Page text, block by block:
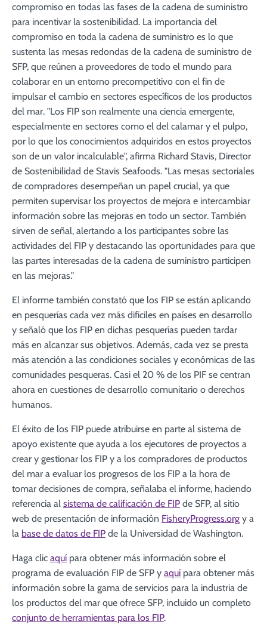
compromiso en todas las fases de la cadena de suministro
para incentivar la sostenibilidad. La importancia del
compromiso en toda la cadena de suministro es lo que
sustenta las mesas redondas de la cadena de suministro de
SFP, que reúnen a proveedores de todo el mundo para
colaborar en un entorno precompetitivo con el fin de
impulsar el cambio en sectores específicos de los productos
del mar. "Los FIP son realmente una ciencia emergente,
especialmente en sectores como el del calamar y el pulpo,
por lo que los conocimientos adquiridos en estos proyectos
son de un valor incalculable", afirma Richard Stavis, Director
de Sostenibilidad de Stavis Seafoods. "Las mesas sectoriales
de compradores desempeñan un papel crucial, ya que
permiten supervisar los proyectos de mejora e intercambiar
información sobre las mejoras en todo un sector. También
sirven de señal, alertando a los participantes sobre las
actividades del FIP y destacando las oportunidades para que
las partes interesadas de la cadena de suministro participen
en las mejoras."
El informe también constató que los FIP se están aplicando
en pesquerías cada vez más difíciles en países en desarrollo
y señaló que los FIP en dichas pesquerías pueden tardar
más en alcanzar sus objetivos. Además, cada vez se presta
más atención a las condiciones sociales y económicas de las
comunidades pesqueras. Casi el 20 % de los PIF se centran
ahora en cuestiones de desarrollo comunitario o derechos
humanos.
El éxito de los FIP puede atribuirse en parte al sistema de
apoyo existente que ayuda a los ejecutores de proyectos a
crear y gestionar los FIP y a los compradores de productos
del mar a evaluar los progresos de los FIP a la hora de
tomar decisiones de compra, señalaba el informe, haciendo
referencia al sistema de calificación de FIP de SFP, al sitio
web de presentación de información FisheryProgress.org y a
la base de datos de FIP de la Universidad de Washington.
Haga clic aquípara obtener más información sobre el
programa de evaluación FIP de SFP y aquípara obtener más
información sobre la gama de servicios para la industria de
los productos del mar que ofrece SFP, incluido un completo
conjunto de herramientas para los FIP.